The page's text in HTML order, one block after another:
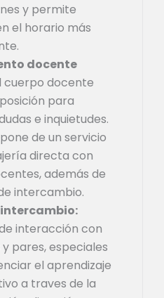
y permite
el horario más
docente
cuerpo docente
para
e inquietudes.
de un servicio
directa con
además de
intercambio.
intercambio:
interacción con
pares, especiales
el aprendizaje
a traves de la